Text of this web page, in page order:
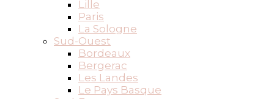
Lille
Paris
La Sologne
Sud-Ouest
Bordeaux
Bergerac
Les Landes
Le Pays Basque